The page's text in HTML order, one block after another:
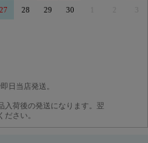
27 28 29 30 3
日当店発送。
入荷後の発送になります。翌
さい。